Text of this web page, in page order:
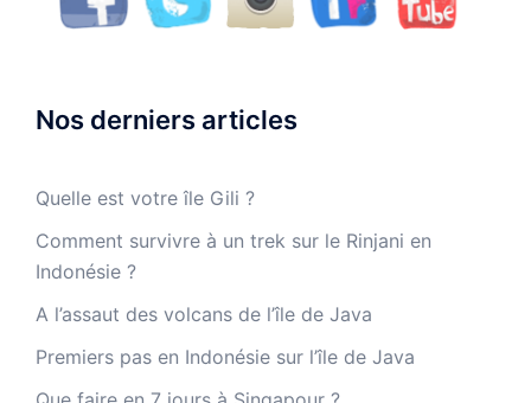
Nos derniers articles
Quelle est votre île Gili ?
Comment survivre à un trek sur le Rinjani en
Indonésie ?
A l’assaut des volcans de l’île de Java
Premiers pas en Indonésie sur l’île de Java